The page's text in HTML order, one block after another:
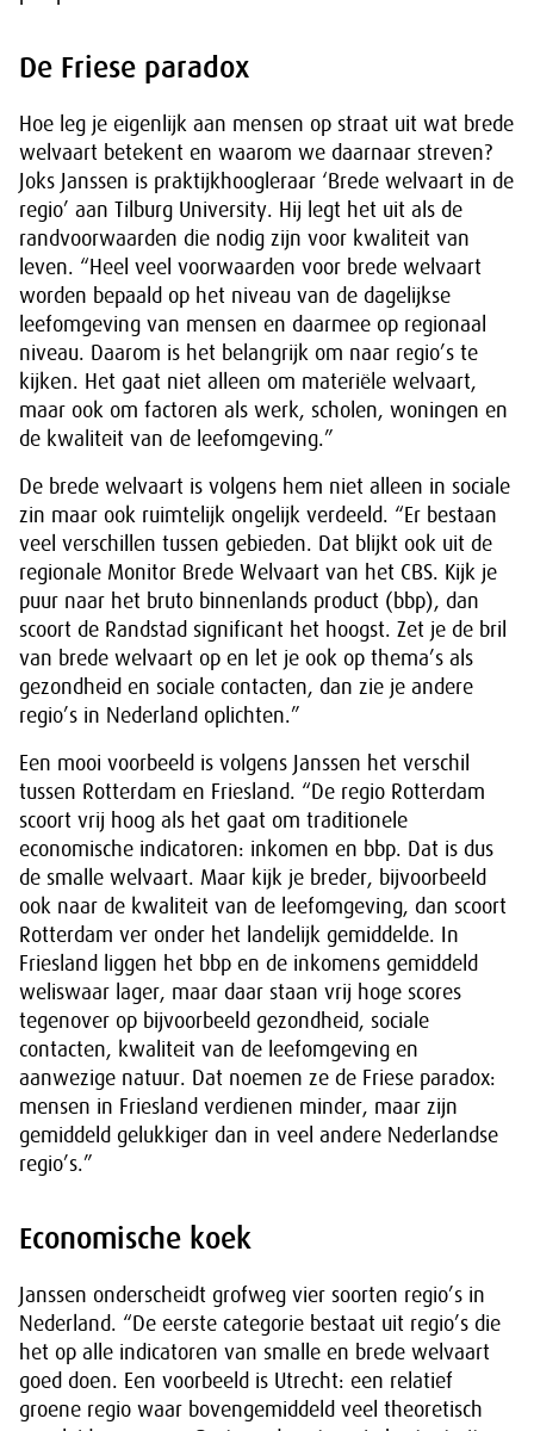
De Friese paradox
Hoe leg je eigenlijk aan mensen op straat uit wat brede
welvaart betekent en waarom we daarnaar streven?
Joks Janssen is praktijkhoogleraar ‘Brede welvaart in de
regio’ aan Tilburg University. Hij legt het uit als de
randvoorwaarden die nodig zijn voor kwaliteit van
leven. “Heel veel voorwaarden voor brede welvaart
worden bepaald op het niveau van de dagelijkse
leefomgeving van mensen en daarmee op regionaal
niveau. Daarom is het belangrijk om naar regio’s te
kijken. Het gaat niet alleen om materiële welvaart,
maar ook om factoren als werk, scholen, woningen en
de kwaliteit van de leefomgeving.”
De brede welvaart is volgens hem niet alleen in sociale
zin maar ook ruimtelijk ongelijk verdeeld. “Er bestaan
veel verschillen tussen gebieden. Dat blijkt ook uit de
regionale Monitor Brede Welvaart van het CBS. Kijk je
puur naar het bruto binnenlands product (bbp), dan
scoort de Randstad significant het hoogst. Zet je de bril
van brede welvaart op en let je ook op thema’s als
gezondheid en sociale contacten, dan zie je andere
regio’s in Nederland oplichten.”
Een mooi voorbeeld is volgens Janssen het verschil
tussen Rotterdam en Friesland. “De regio Rotterdam
scoort vrij hoog als het gaat om traditionele
economische indicatoren: inkomen en bbp. Dat is dus
de smalle welvaart. Maar kijk je breder, bijvoorbeeld
ook naar de kwaliteit van de leefomgeving, dan scoort
Rotterdam ver onder het landelijk gemiddelde. In
Friesland liggen het bbp en de inkomens gemiddeld
weliswaar lager, maar daar staan vrij hoge scores
tegenover op bijvoorbeeld gezondheid, sociale
contacten, kwaliteit van de leefomgeving en
aanwezige natuur. Dat noemen ze de Friese paradox:
mensen in Friesland verdienen minder, maar zijn
gemiddeld gelukkiger dan in veel andere Nederlandse
regio’s.”
Economische koek
Janssen onderscheidt grofweg vier soorten regio’s in
Nederland. “De eerste categorie bestaat uit regio’s die
het op alle indicatoren van smalle en brede welvaart
goed doen. Een voorbeeld is Utrecht: een relatief
groene regio waar bovengemiddeld veel theoretisch